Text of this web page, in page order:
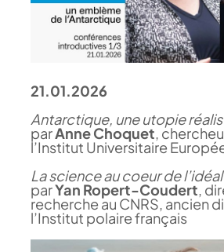
21.01.2026
Antarctique, une utopie
parAnne Choquet,
l’Institut Universitaire
La science au coeur de
parYan Ropert-Coudert,
recherche au CNRS, ancien
l’Institut polaire français